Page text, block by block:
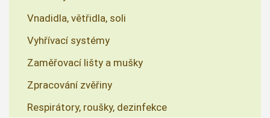
Vnadidla, větřidla, soli
Vyhřívací systémy
Zaměřovací lišty a mušky
Zpracování zvěřiny
Respirátory, roušky, dezinfekce